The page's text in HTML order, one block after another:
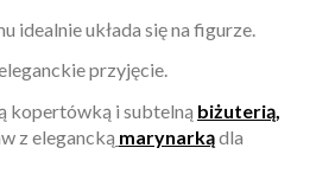
idealnie układa się na figurze.
przyjęcie.
kopertówką i subtelną biżuterią,
z elegancką marynarkądla